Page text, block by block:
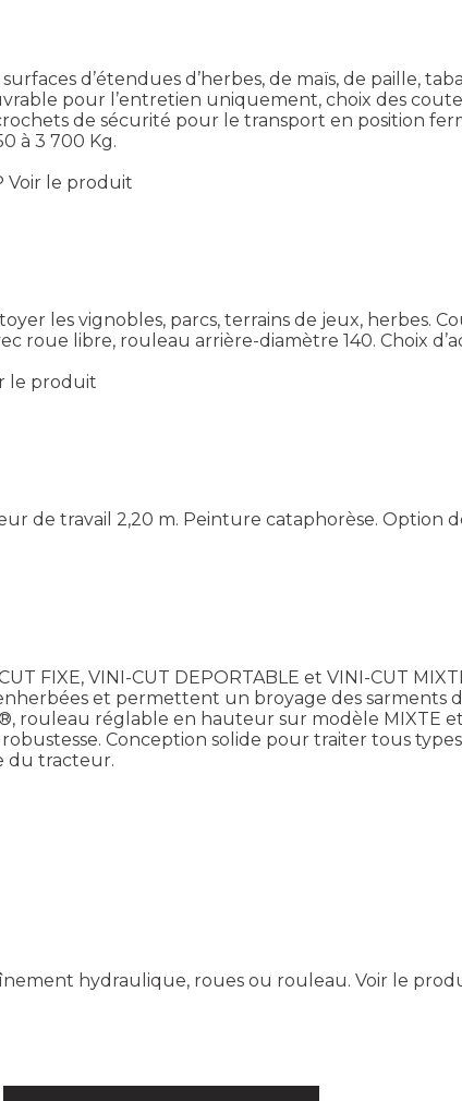
d’étendues d’herbes, de maïs, de paille,
pour l’entretien uniquement, choix des
de sécurité pour le transport en position
à 3 700 Kg.
Voir le produit
les vignobles, parcs, terrains de jeux, herbes.
roue libre, rouleau arrière-diamètre 140. Choix
le produit
de travail 2,20 m. Peinture cataphorèse. Option
FIXE, VINI-CUT DEPORTABLE et VINI-CUT
et permettent un broyage des sarments
rouleau réglable en hauteur sur modèle
Conception solide pour traiter tous types
du tracteur.
hydraulique, roues ou rouleau. Voir le